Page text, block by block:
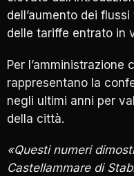
dell’aumento dei
delle tariffe entrato in
Per l’amministrazione
rappresentano la
negli ultimi anni per
della città.
«Questi numeri
Castellammare di